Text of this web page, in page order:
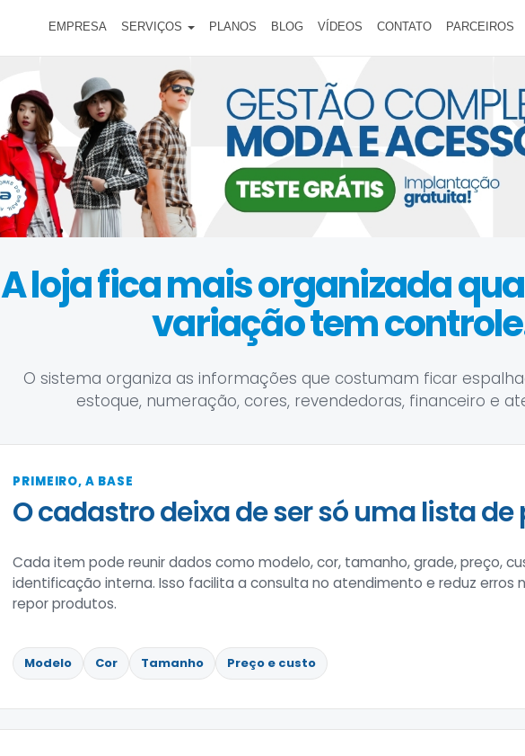
EMPRESA SERVIÇOS PLANOS BLOG VÍDEOS CONTATO PARCEIROS
A loja fica mais organizada
variação tem
O sistema organiza as informações que costumam ficar
estoque, numeração, cores, revendedoras, financeiro e
PRIMEIRO, A BASE
O cadastro deixa de ser só uma lista de
Cada item pode reunir dados como modelo, cor, tamanho, grade, preço,
identificação interna. Isso facilita a consulta no atendimento e reduz erros
repor produtos.
Modelo Cor Tamanho Preço e custo